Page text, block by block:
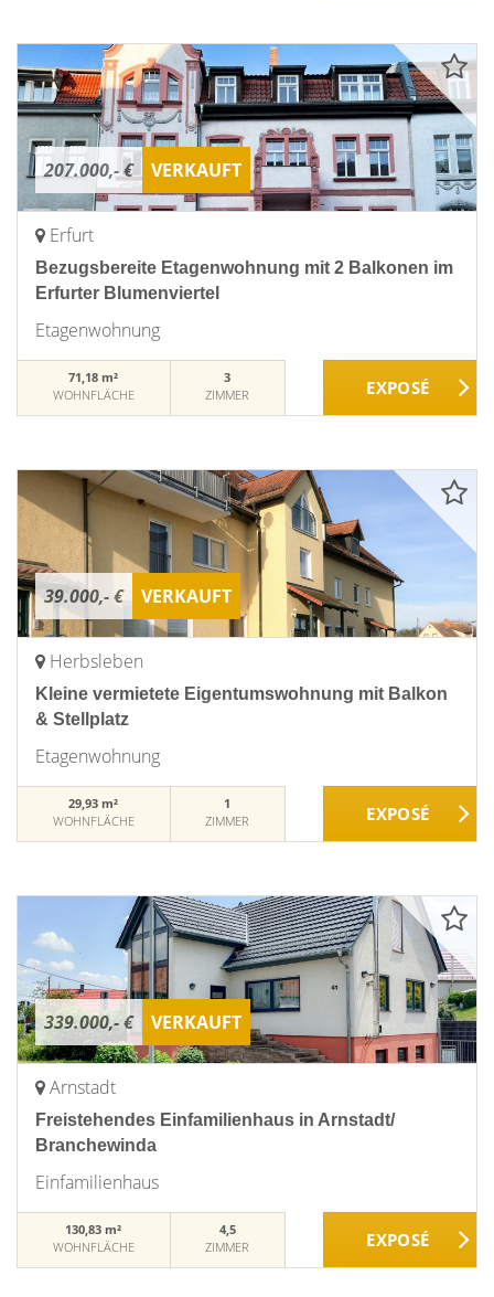
207.000,- € VERKAUFT
Erfurt
Bezugsbereite Etagenwohnung mit 2 Balkonen im
Erfurter Blumenviertel
Etagenwohnung
71,18 m²
WOHNFLÄCHE
3
ZIMMER
39.000,- € VERKAUFT
Herbsleben
Kleine vermietete Eigentumswohnung mit Balkon
& Stellplatz
Etagenwohnung
29,93 m²
WOHNFLÄCHE
1
ZIMMER
339.000,- € VERKAUFT
Arnstadt
Freistehendes Einfamilienhaus in Arnstadt/
Branchewinda
Einfamilienhaus
130,83 m²
WOHNFLÄCHE
4,5
ZIMMER